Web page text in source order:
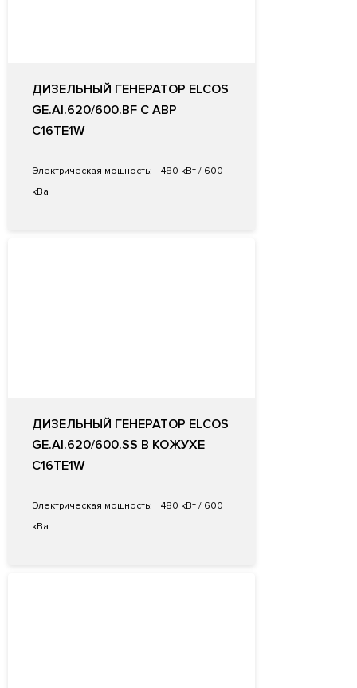
ДИЗЕЛЬНЫЙ ГЕНЕРАТОР ELCOS
GE.AI.620/600.BF С АВР
C16TE1W
Электрическая мощность:
480 кВт / 600
кВа
ДИЗЕЛЬНЫЙ ГЕНЕРАТОР ELCOS
GE.AI.620/600.SS В КОЖУХЕ
C16TE1W
Электрическая мощность:
480 кВт / 600
кВа